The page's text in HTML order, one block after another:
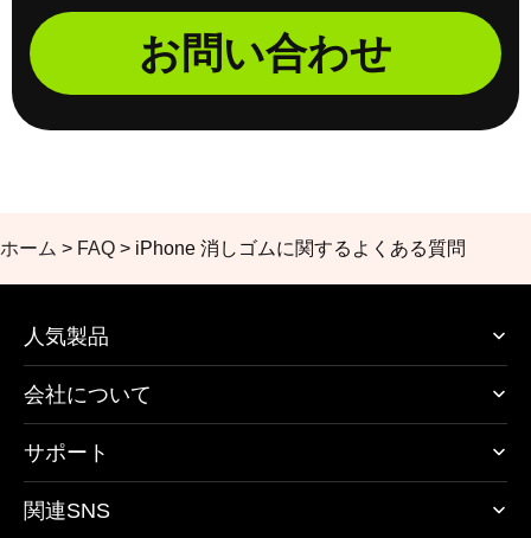
お問い合わせ
ホーム > FAQ > iPhone 消しゴムに関するよくある質問
人気製品
会社について
サポート
関連SNS